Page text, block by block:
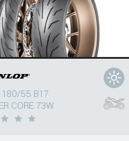
180/55 B17
CORE 73W